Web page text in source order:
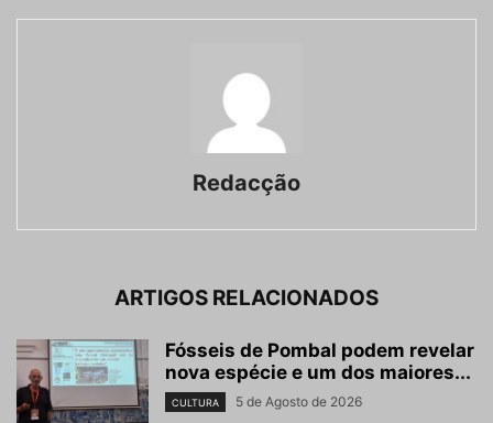
Redacção
ARTIGOS RELACIONADOS
Fósseis de Pombal podem revelar
nova espécie e um dos maiores...
CULTURA 5 de Agosto de 2026